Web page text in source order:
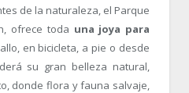
de la naturaleza, el Parque
ofrece toda una joya para
en bicicleta, a pie o desde
su gran belleza natural,
donde flora y fauna salvaje,